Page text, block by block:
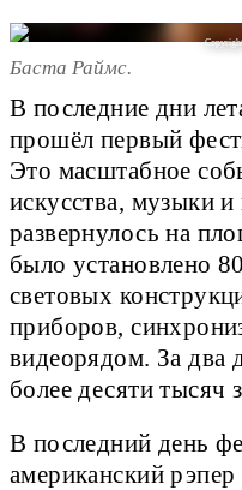
Баста Раймс.
В последние дни
прошёл первый
Это масштабное
искусства, музыки
развернулось на
было установлено
световых
приборов,
видеорядом. За два
более десяти тысяч
В последний день
американский